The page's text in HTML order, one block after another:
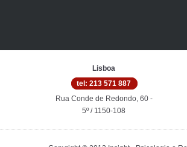
Lisboa
tel: 213 571 887
Rua Conde de Redondo, 60 -
5º / 1150-108